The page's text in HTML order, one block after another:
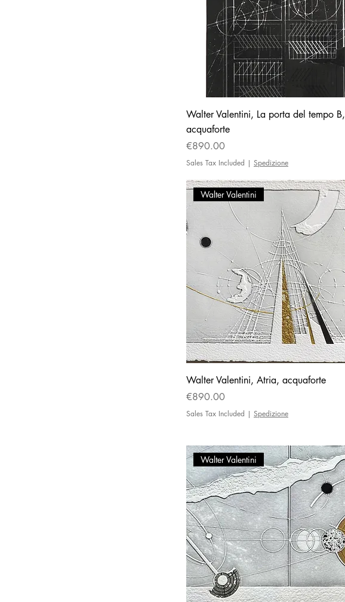
Walter Valentini, La porta del tempo B,
acquaforte
Price
€890.00
Sales Tax Included | Spedizione
Walter Valentini
Walter Valentini, Atria, acquaforte
Price
€890.00
Sales Tax Included | Spedizione
Walter Valentini